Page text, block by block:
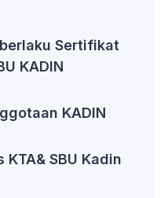
Sertifikat
KADIN
KADIN
SBU Kadin